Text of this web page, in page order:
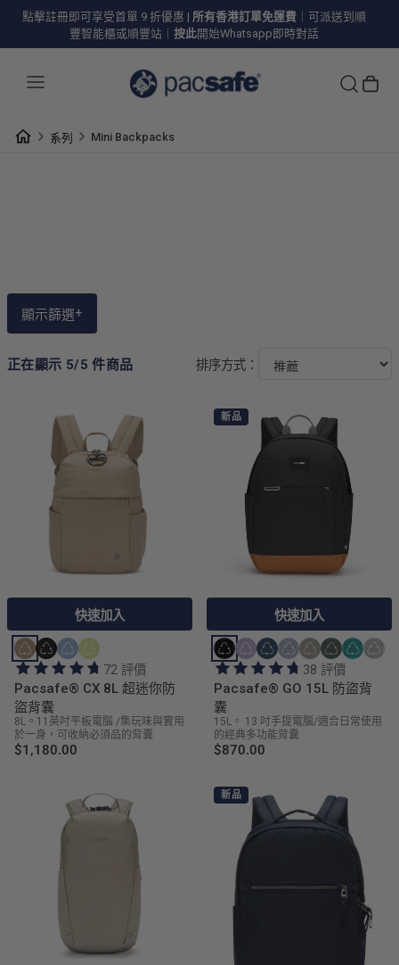
點擊註冊即可享受首單 9 折優惠 | 所有香港訂單免運費 ｜可派送到順
豐智能櫃或順豐站｜ 按此開始Whatsapp即時對話
系列 Mini Backpacks
顯示篩選+
正在顯示 5/5 件商品 排序方式：
快速加入
72 評價
Pacsafe® CX 8L 超迷你防
盜背囊
8L。11英吋平板電腦 /集玩味與實用
於一身，可收納必須品的背囊
$1,180.00
新品
快速加入
38 評價
Pacsafe® GO 15L 防盜背
囊
15L。 13 吋手提電腦/適合日常使用
的經典多功能背囊
$870.00
新品